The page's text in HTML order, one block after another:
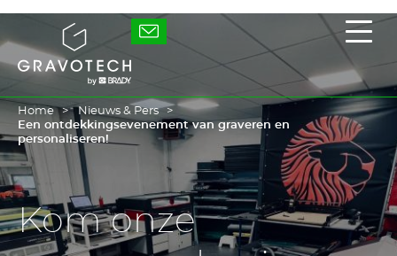
main
content
Gravotech
Toon
het
Home
Nieuws & Pers
Een ontdekkingsevenement van graveren en
personaliseren!
Kom onze